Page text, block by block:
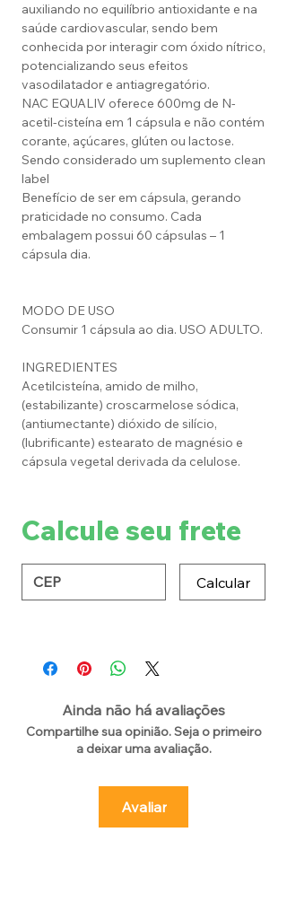
auxiliando no equilíbrio antioxidante e na
saúde cardiovascular, sendo bem
conhecida por interagir com óxido nítrico,
potencializando seus efeitos
vasodilatador e antiagregatório.
NAC EQUALIV oferece 600mg de N-
acetil-cisteína em 1 cápsula e não contém
corante, açúcares, glúten ou lactose.
Sendo considerado um suplemento clean
label
Benefício de ser em cápsula, gerando
praticidade no consumo. Cada
embalagem possui 60 cápsulas – 1
cápsula dia.
MODO DE USO
Consumir 1 cápsula ao dia. USO ADULTO.
INGREDIENTES
Acetilcisteína, amido de milho,
(estabilizante) croscarmelose sódica,
(antiumectante) dióxido de silício,
(lubrificante) estearato de magnésio e
cápsula vegetal derivada da celulose.
Calcule seu frete
Calcular
Ainda não há avaliações
Compartilhe sua opinião. Seja o primeiro
a deixar uma avaliação.
Avaliar